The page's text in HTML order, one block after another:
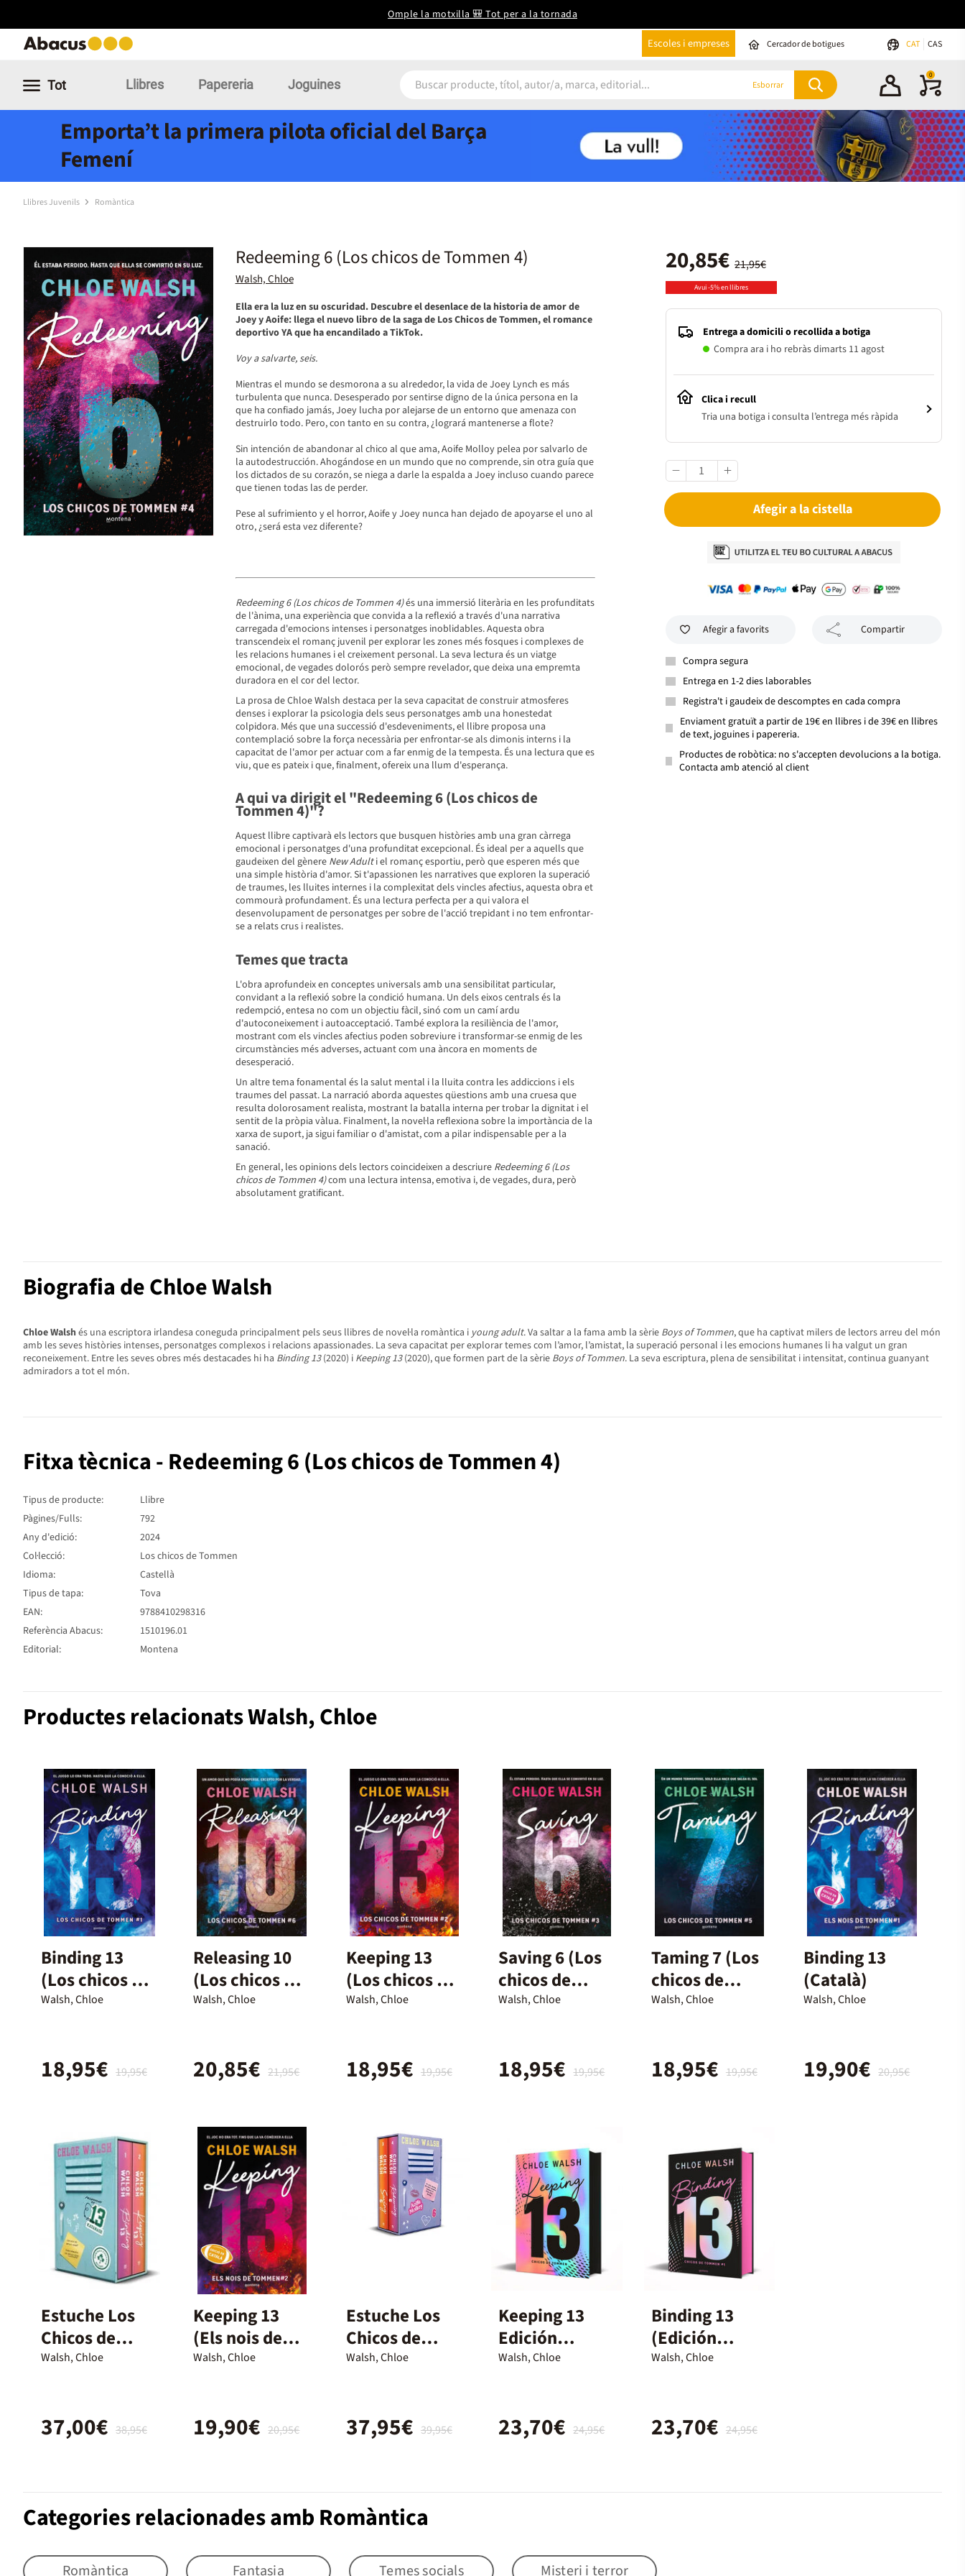
Omple la motxilla 🎒 Tot per a la tornada
Escoles i empreses Cercador de botigues CAT CAS
Tot Llibres Papereria Joguines Esborrar
0
Emporta’t la primera pilota oficial del Barça
Femení
Llibres Juvenils Romàntica
Redeeming 6 (Los chicos de Tommen 4)
Walsh, Chloe
Ella era la luz en su oscuridad. Descubre el desenlace de la historia de amor de
Joey y Aoife: llega el nuevo libro de la saga de Los Chicos de Tommen, el romance
deportivo YA que ha encandilado a TikTok.
Voy a salvarte, seis.
Mientras el mundo se desmorona a su alrededor, la vida de Joey Lynch es más
turbulenta que nunca. Desesperado por sentirse digno de la única persona en la
que ha confiado jamás, Joey lucha por alejarse de un entorno que amenaza con
destruirlo todo. Pero, con tanto en su contra, ¿logrará mantenerse a flote?
Sin intención de abandonar al chico al que ama, Aoife Molloy pelea por salvarlo de
la autodestrucción. Ahogándose en un mundo que no comprende, sin otra guía que
los dictados de su corazón, se niega a darle la espalda a Joey incluso cuando parece
que tienen todas las de perder.
Pese al sufrimiento y el horror, Aoife y Joey nunca han dejado de apoyarse el uno al
otro, ¿será esta vez diferente?
Redeeming 6 (Los chicos de Tommen 4)és una immersió literària en les profunditats
de l'ànima, una experiència que convida a la reflexió a través d'una narrativa
carregada d'emocions intenses i personatges inoblidables. Aquesta obra
transcendeix el romanç juvenil per explorar les zones més fosques i complexes de
les relacions humanes i el creixement personal. La seva lectura és un viatge
emocional, de vegades dolorós però sempre revelador, que deixa una empremta
duradora en el cor del lector.
La prosa de Chloe Walsh destaca per la seva capacitat de construir atmosferes
denses i explorar la psicologia dels seus personatges amb una honestedat
colpidora. Més que una successió d'esdeveniments, el llibre proposa una
contemplació sobre la força necessària per enfrontar-se als dimonis interns i la
capacitat de l'amor per actuar com a far enmig de la tempesta. És una lectura que es
viu, que es pateix i que, finalment, ofereix una llum d'esperança.
A qui va dirigit el "Redeeming 6 (Los chicos de
Tommen 4)"?
Aquest llibre captivarà els lectors que busquen històries amb una gran càrrega
emocional i personatges d'una profunditat excepcional. És ideal per a aquells que
gaudeixen del gènere New Adulti el romanç esportiu, però que esperen més que
una simple història d'amor. Si t'apassionen les narratives que exploren la superació
de traumes, les lluites internes i la complexitat dels vincles afectius, aquesta obra et
commourà profundament. És una lectura perfecta per a qui valora el
desenvolupament de personatges per sobre de l'acció trepidant i no tem enfrontar-
se a relats crus i realistes.
Temes que tracta
L'obra aprofundeix en conceptes universals amb una sensibilitat particular,
convidant a la reflexió sobre la condició humana. Un dels eixos centrals és la
redempció, entesa no com un objectiu fàcil, sinó com un camí ardu
d'autoconeixement i autoacceptació. També explora la resiliència de l'amor,
mostrant com els vincles afectius poden sobreviure i transformar-se enmig de les
circumstàncies més adverses, actuant com una àncora en moments de
desesperació.
Un altre tema fonamental és la salut mental i la lluita contra les addiccions i els
traumes del passat. La narració aborda aquestes qüestions amb una cruesa que
resulta dolorosament realista, mostrant la batalla interna per trobar la dignitat i el
sentit de la pròpia vàlua. Finalment, la novel·la reflexiona sobre la importància de la
xarxa de suport, ja sigui familiar o d'amistat, com a pilar indispensable per a la
sanació.
En general, les opinions dels lectors coincideixen a descriure Redeeming 6 (Los
chicos de Tommen 4)com una lectura intensa, emotiva i, de vegades, dura, però
absolutament gratificant.
21,95€
20,85€
Avui -5% en llibres
Entrega a domicili o recollida a botiga
Compra ara i ho rebràs dimarts 11 agost
Clica i recull
Tria una botiga i consulta l’entrega més ràpida
Afegir a la cistella
Afegir a favorits Compartir
Compra segura
Entrega en 1-2 dies laborables
Registra't i gaudeix de descomptes en cada compra
Enviament gratuït a partir de 19€ en llibres i de 39€ en llibres
de text, joguines i papereria.
Productes de robòtica: no s'accepten devolucions a la botiga.
Contacta amb atenció al client
Biografia de Chloe Walsh
Chloe Walshés una escriptora irlandesa coneguda principalment pels seus llibres de novel·la romàntica i young adult. Va saltar a la fama amb la sèrie Boys of Tommen, que ha captivat milers de lectors arreu del món
amb les seves històries intenses, personatges complexos i relacions apassionades. La seva capacitat per explorar temes com l’amor, l’amistat, la superació personal i les emocions humanes li ha valgut un gran
reconeixement. Entre les seves obres més destacades hi ha Binding 13(2020) i Keeping 13(2020), que formen part de la sèrie Boys of Tommen. La seva escriptura, plena de sensibilitat i intensitat, continua guanyant
admiradors a tot el món.
Fitxa tècnica - Redeeming 6 (Los chicos de Tommen 4)
Tipus de producte:
Llibre
Pàgines/Fulls:
792
Any d'edició:
2024
Col·lecció:
Los chicos de Tommen
Idioma:
Castellà
Tipus de tapa:
Tova
EAN:
9788410298316
Referència Abacus:
1510196.01
Editorial:
Montena
Productes relacionats Walsh, Chloe
Binding 13
(Los chicos de
Tommen 1)
Walsh, Chloe
19,95€
18,95€
Releasing 10
(Los chicos de
Tommen 6)
Walsh, Chloe
21,95€
20,85€
Keeping 13
(Los chicos de
Tommen 2)
Walsh, Chloe
19,95€
18,95€
Saving 6 (Los
chicos de
Tommen 3)
Walsh, Chloe
19,95€
18,95€
Taming 7 (Los
chicos de
Tommen 5)
Walsh, Chloe
19,95€
18,95€
Binding 13
(Català)
Walsh, Chloe
20,95€
19,90€
Estuche Los
Chicos de
Tommen:
(Johnny y
Walsh, Chloe
38,95€
37,00€
Keeping 13
(Els nois de
Tommen 2)
Walsh, Chloe
20,95€
19,90€
Estuche Los
Chicos de
Tommen:
(Joey y Aoife)
Walsh, Chloe
39,95€
37,95€
Keeping 13
Edición
especial (Los
Walsh, Chloe
24,95€
23,70€
Binding 13
(Edición
especial) (Los
Walsh, Chloe
24,95€
23,70€
Categories relacionades amb Romàntica
Romàntica Fantasia Temes socials Misteri i terror